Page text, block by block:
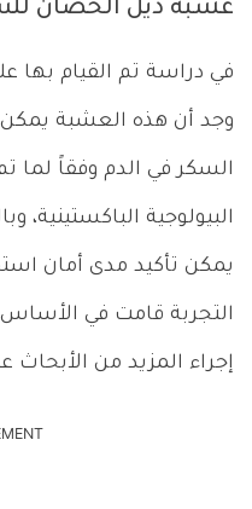
عشبة ذيل الحصان
في دراسة تم القيام بها
وجد أن هذه العشبة
السكر في الدم وفقاً لما
البيولوجية الباكستينية،
يمكن تأكيد مدى أمان
التجربة قامت في الأساس
إجراء المزيد من الأبحاث